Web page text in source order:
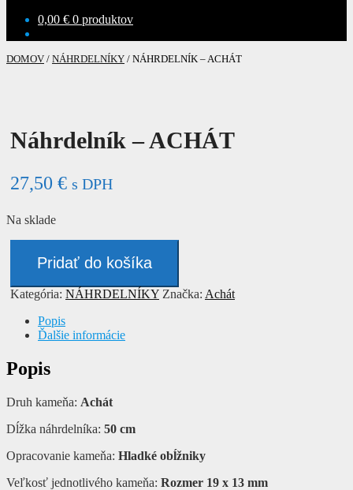
0,00 € 0 produktov
DOMOV / NÁHRDELNÍKY / NÁHRDELNÍK – ACHÁT
Náhrdelník – ACHÁT
27,50 € s DPH
Na sklade
Náhrdelník
ACHÁT
Pridať do košíka
Kategória: NÁHRDELNÍKY Značka: Achát
Popis
Ďalšie informácie
Popis
Druh kameňa: Achát
Dĺžka náhrdelníka: 50 cm
Opracovanie kameňa: Hladké obĺžniky
Veľkosť jednotlivého kameňa: Rozmer 19 x 13 mm